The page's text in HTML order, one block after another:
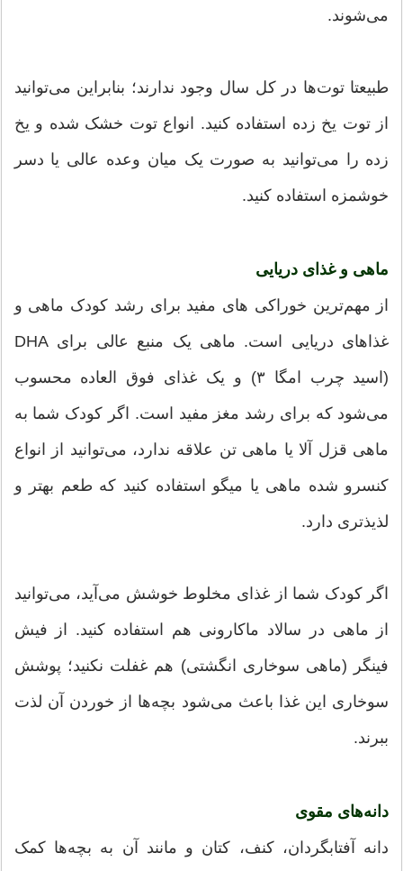
می‌شوند.
طبیعتا توت‌ها در کل سال وجود ندارند؛ بنابراین می‌توانید
از توت یخ زده استفاده کنید. انواع توت خشک شده و یخ
زده را می‌توانید به صورت یک میان وعده عالی یا دسر
خوشمزه استفاده کنید.
ماهی و غذای دریایی
از مهم‌ترین خوراکی های مفید برای رشد کودک ماهی و
غذاهای دریایی است. ماهی یک منبع عالی برای DHA
(اسید چرب امگا ۳) و یک غذای فوق العاده محسوب
می‌شود که برای رشد مغز مفید است. اگر کودک شما به
ماهی قزل آلا یا ماهی تن علاقه ندارد، می‌توانید از انواع
کنسرو شده ماهی یا میگو استفاده کنید که طعم بهتر و
لذیذتری دارد.
اگر کودک شما از غذای مخلوط خوشش می‌آید، می‌توانید
از ماهی در سالاد ماکارونی هم استفاده کنید. از فیش
فینگر (ماهی سوخاری انگشتی) هم غفلت نکنید؛ پوشش
سوخاری این غذا باعث می‌شود بچه‌ها از خوردن آن لذت
ببرند.
دانه‌های مقوی
دانه آفتابگردان، کنف، کتان و مانند آن به بچه‌ها کمک